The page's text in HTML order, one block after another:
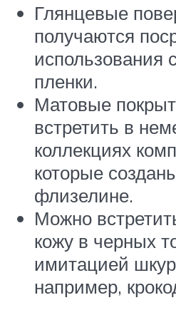
Глянцевые
получаются
использования
пленки.
Матовые
встретить в
коллекциях
которые
флизелине.
Можно
кожу в черных
имитацией
например,